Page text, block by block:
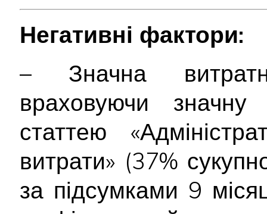
Негативні фактори:
– Значна
враховуючи
статтею
витрати» (37%
за підсумками 9